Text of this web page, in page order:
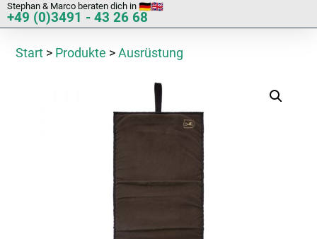
Stephan & Marco beraten dich in
+49 (0)3491 - 43 26 68
Start > Produkte >Ausrüstung